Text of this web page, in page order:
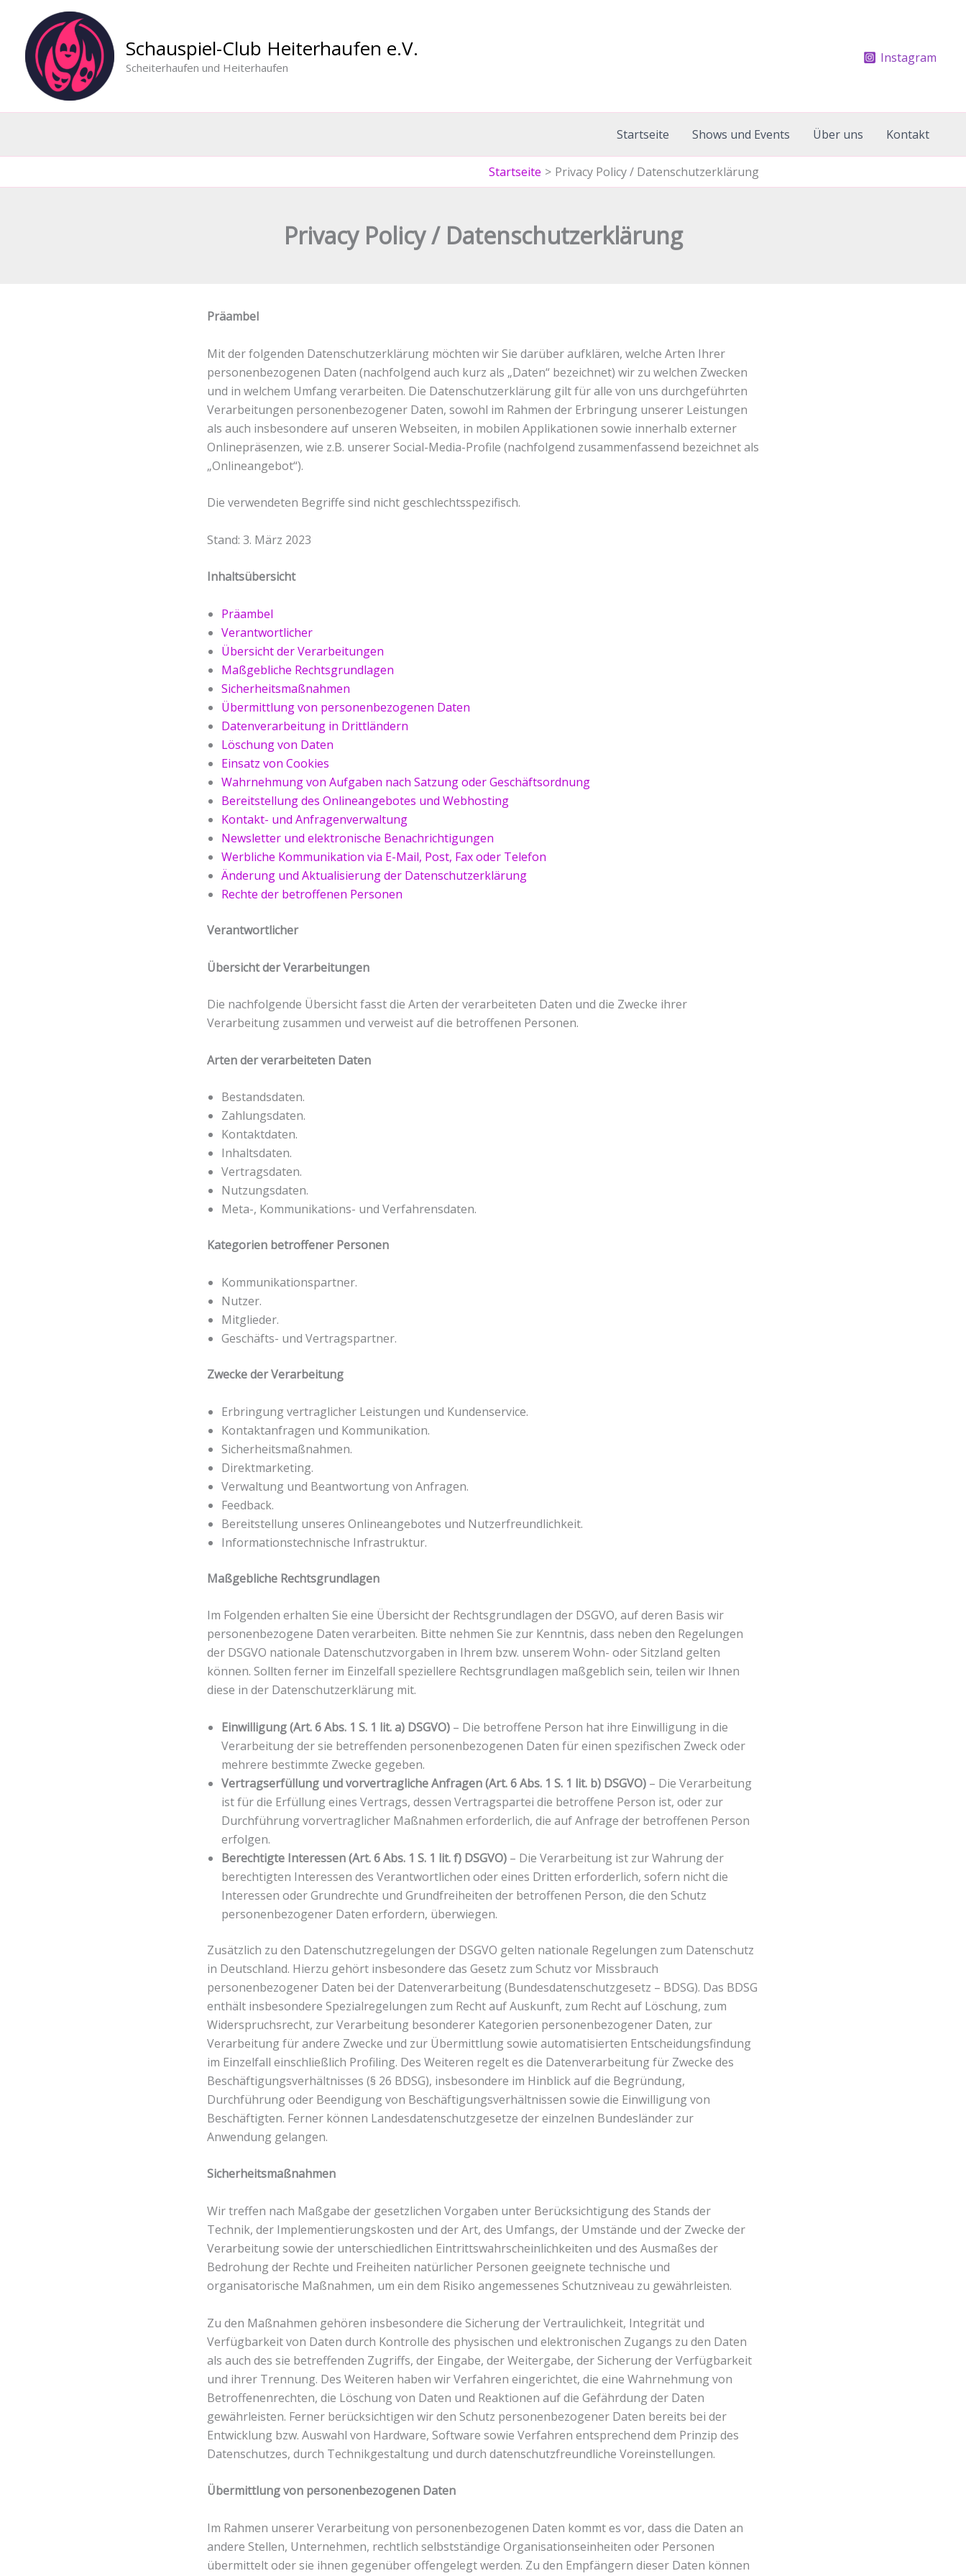
springen
Schauspiel-Club Heiterhaufen e.V.
Scheiterhaufen und Heiterhaufen
Instagram
Startseite Shows und Events Über uns Kontakt
Startseite Privacy Policy / Datenschutzerklärung
Privacy Policy / Datenschutzerklärung
Präambel
Mit der folgenden Datenschutzerklärung möchten wir Sie darüber aufklären, welche Arten Ihrer
personenbezogenen Daten (nachfolgend auch kurz als „Daten“ bezeichnet) wir zu welchen Zwecken
und in welchem Umfang verarbeiten. Die Datenschutzerklärung gilt für alle von uns durchgeführten
Verarbeitungen personenbezogener Daten, sowohl im Rahmen der Erbringung unserer Leistungen
als auch insbesondere auf unseren Webseiten, in mobilen Applikationen sowie innerhalb externer
Onlinepräsenzen, wie z.B. unserer Social-Media-Profile (nachfolgend zusammenfassend bezeichnet als
„Onlineangebot“).
Die verwendeten Begriffe sind nicht geschlechtsspezifisch.
Stand: 3. März 2023
Inhaltsübersicht
Präambel
Verantwortlicher
Übersicht der Verarbeitungen
Maßgebliche Rechtsgrundlagen
Sicherheitsmaßnahmen
Übermittlung von personenbezogenen Daten
Datenverarbeitung in Drittländern
Löschung von Daten
Einsatz von Cookies
Wahrnehmung von Aufgaben nach Satzung oder Geschäftsordnung
Bereitstellung des Onlineangebotes und Webhosting
Kontakt- und Anfragenverwaltung
Newsletter und elektronische Benachrichtigungen
Werbliche Kommunikation via E-Mail, Post, Fax oder Telefon
Änderung und Aktualisierung der Datenschutzerklärung
Rechte der betroffenen Personen
Verantwortlicher
Übersicht der Verarbeitungen
Die nachfolgende Übersicht fasst die Arten der verarbeiteten Daten und die Zwecke ihrer
Verarbeitung zusammen und verweist auf die betroffenen Personen.
Arten der verarbeiteten Daten
Bestandsdaten.
Zahlungsdaten.
Kontaktdaten.
Inhaltsdaten.
Vertragsdaten.
Nutzungsdaten.
Meta-, Kommunikations- und Verfahrensdaten.
Kategorien betroffener Personen
Kommunikationspartner.
Nutzer.
Mitglieder.
Geschäfts- und Vertragspartner.
Zwecke der Verarbeitung
Erbringung vertraglicher Leistungen und Kundenservice.
Kontaktanfragen und Kommunikation.
Sicherheitsmaßnahmen.
Direktmarketing.
Verwaltung und Beantwortung von Anfragen.
Feedback.
Bereitstellung unseres Onlineangebotes und Nutzerfreundlichkeit.
Informationstechnische Infrastruktur.
Maßgebliche Rechtsgrundlagen
Im Folgenden erhalten Sie eine Übersicht der Rechtsgrundlagen der DSGVO, auf deren Basis wir
personenbezogene Daten verarbeiten. Bitte nehmen Sie zur Kenntnis, dass neben den Regelungen
der DSGVO nationale Datenschutzvorgaben in Ihrem bzw. unserem Wohn- oder Sitzland gelten
können. Sollten ferner im Einzelfall speziellere Rechtsgrundlagen maßgeblich sein, teilen wir Ihnen
diese in der Datenschutzerklärung mit.
Einwilligung (Art. 6 Abs. 1 S. 1 lit. a) DSGVO) – Die betroffene Person hat ihre Einwilligung in die
Verarbeitung der sie betreffenden personenbezogenen Daten für einen spezifischen Zweck oder
mehrere bestimmte Zwecke gegeben.
Vertragserfüllung und vorvertragliche Anfragen (Art. 6 Abs. 1 S. 1 lit. b) DSGVO) – Die Verarbeitung
ist für die Erfüllung eines Vertrags, dessen Vertragspartei die betroffene Person ist, oder zur
Durchführung vorvertraglicher Maßnahmen erforderlich, die auf Anfrage der betroffenen Person
erfolgen.
Berechtigte Interessen (Art. 6 Abs. 1 S. 1 lit. f) DSGVO) – Die Verarbeitung ist zur Wahrung der
berechtigten Interessen des Verantwortlichen oder eines Dritten erforderlich, sofern nicht die
Interessen oder Grundrechte und Grundfreiheiten der betroffenen Person, die den Schutz
personenbezogener Daten erfordern, überwiegen.
Zusätzlich zu den Datenschutzregelungen der DSGVO gelten nationale Regelungen zum Datenschutz
in Deutschland. Hierzu gehört insbesondere das Gesetz zum Schutz vor Missbrauch
personenbezogener Daten bei der Datenverarbeitung (Bundesdatenschutzgesetz – BDSG). Das BDSG
enthält insbesondere Spezialregelungen zum Recht auf Auskunft, zum Recht auf Löschung, zum
Widerspruchsrecht, zur Verarbeitung besonderer Kategorien personenbezogener Daten, zur
Verarbeitung für andere Zwecke und zur Übermittlung sowie automatisierten Entscheidungsfindung
im Einzelfall einschließlich Profiling. Des Weiteren regelt es die Datenverarbeitung für Zwecke des
Beschäftigungsverhältnisses (§ 26 BDSG), insbesondere im Hinblick auf die Begründung,
Durchführung oder Beendigung von Beschäftigungsverhältnissen sowie die Einwilligung von
Beschäftigten. Ferner können Landesdatenschutzgesetze der einzelnen Bundesländer zur
Anwendung gelangen.
Sicherheitsmaßnahmen
Wir treffen nach Maßgabe der gesetzlichen Vorgaben unter Berücksichtigung des Stands der
Technik, der Implementierungskosten und der Art, des Umfangs, der Umstände und der Zwecke der
Verarbeitung sowie der unterschiedlichen Eintrittswahrscheinlichkeiten und des Ausmaßes der
Bedrohung der Rechte und Freiheiten natürlicher Personen geeignete technische und
organisatorische Maßnahmen, um ein dem Risiko angemessenes Schutzniveau zu gewährleisten.
Zu den Maßnahmen gehören insbesondere die Sicherung der Vertraulichkeit, Integrität und
Verfügbarkeit von Daten durch Kontrolle des physischen und elektronischen Zugangs zu den Daten
als auch des sie betreffenden Zugriffs, der Eingabe, der Weitergabe, der Sicherung der Verfügbarkeit
und ihrer Trennung. Des Weiteren haben wir Verfahren eingerichtet, die eine Wahrnehmung von
Betroffenenrechten, die Löschung von Daten und Reaktionen auf die Gefährdung der Daten
gewährleisten. Ferner berücksichtigen wir den Schutz personenbezogener Daten bereits bei der
Entwicklung bzw. Auswahl von Hardware, Software sowie Verfahren entsprechend dem Prinzip des
Datenschutzes, durch Technikgestaltung und durch datenschutzfreundliche Voreinstellungen.
Übermittlung von personenbezogenen Daten
Im Rahmen unserer Verarbeitung von personenbezogenen Daten kommt es vor, dass die Daten an
andere Stellen, Unternehmen, rechtlich selbstständige Organisationseinheiten oder Personen
übermittelt oder sie ihnen gegenüber offengelegt werden. Zu den Empfängern dieser Daten können